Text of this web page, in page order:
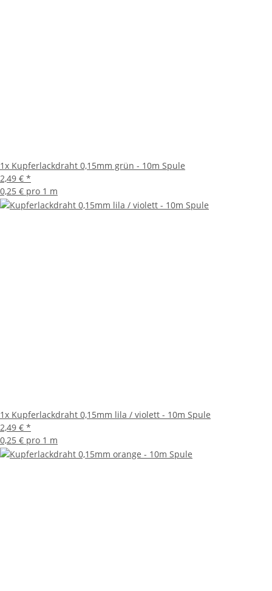
1x Kupferlackdraht 0,15mm grün - 10m Spule
2,49 € *
0,25 € pro 1 m
1x Kupferlackdraht 0,15mm lila / violett - 10m Spule
2,49 € *
0,25 € pro 1 m